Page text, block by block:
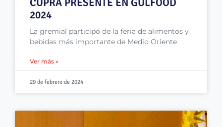
2024
La gremial participó de la feria de alimentos y
bebidas más importante de Medio Oriente
Ver más »
29 de febrero de 2024